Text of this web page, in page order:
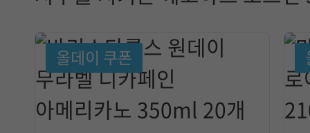
올데이 쿠폰